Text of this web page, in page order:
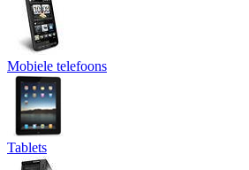
Mobiele telefoons
Tablets